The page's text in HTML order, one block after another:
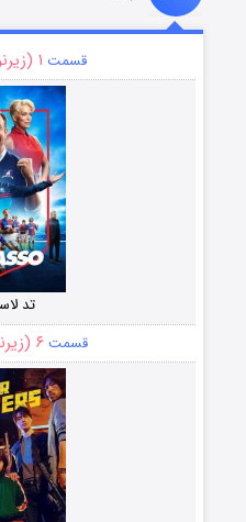
قسمت ۱ (زیرنویس)
تد
قسمت ۶ (زیرنویس)